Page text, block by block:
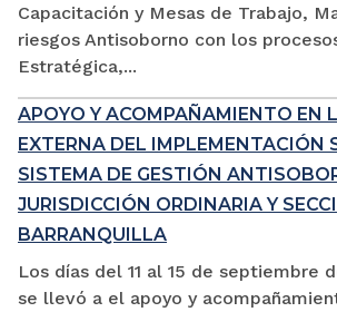
Capacitación y Mesas de Trabajo,
riesgos Antisoborno con los
Estratégica,...
APOYO Y ACOMPAÑAMIENTO EN
EXTERNA DEL IMPLEMENTACIÓN
SISTEMA DE GESTIÓN
JURISDICCIÓN ORDINARIA Y
BARRANQUILLA
Los días del 11 al 15 de septiembre
se llevó a el apoyo y